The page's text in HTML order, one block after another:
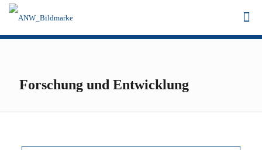
Forschung und Entwicklung